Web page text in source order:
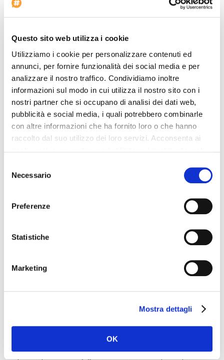
Questo sito web utilizza i cookie
Utilizziamo i cookie per personalizzare contenuti ed
annunci, per fornire funzionalità dei social media e per
analizzare il nostro traffico. Condividiamo inoltre
informazioni sul modo in cui utilizza il nostro sito con i
nostri partner che si occupano di analisi dei dati web,
pubblicità e social media, i quali potrebbero combinarle
con altre informazioni che ha fornito loro o che hanno
raccolto dal suo utilizzo dei loro servizi. Acconsenta ai
delNecessario
Preferenze
Statistiche
Marketing
Mostra dettagli
OK
Aire acondicionado
Baby sitting
Ascensores: 13
Suites: 79
Boutique
Sala con proyector
Habitaciones dobles: 602
Inicio del check-in: 14:00
Piscina al descubierto
Habitaciones para no fumadores
Servicio de lavandería
Autobús al centro de la ciudad
hay una agencia de viajes para los huéspedes.
está totalmente equipada con una sala de conferencias. El hotel
ofrece una piscina climatizada. El alojamiento es un vivienda